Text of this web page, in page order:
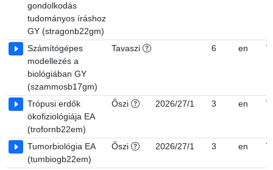
gondolkodás
tudományos íráshoz
GY (stragonb22gm)
Számítógépes
modellezés a
biológiában GY
(szammosb17gm)
Tavaszi 6 en 7
Trópusi erdők
ökofiziológiája EA
(trofornb22em)
Őszi 2026/27/1 3 en 7
Tumorbiológia EA
(tumbiogb22em)
Őszi 2026/27/1 3 en 7